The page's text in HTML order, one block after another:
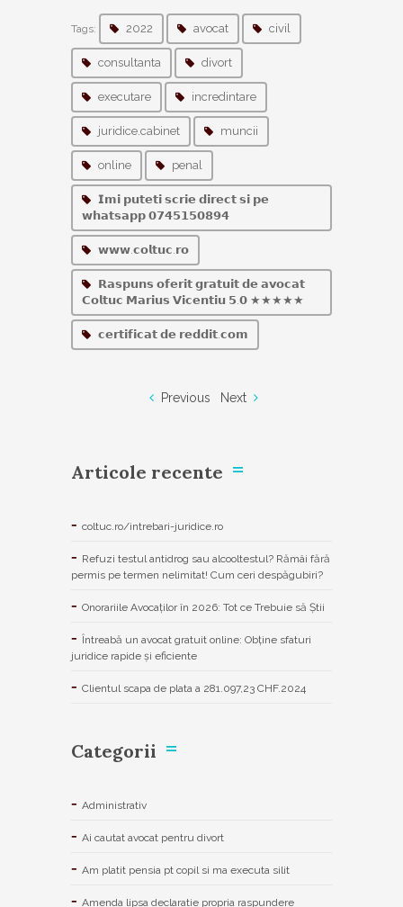
Tags: 2022 avocat civil
consultanta divort
executare incredintare
juridice.cabinet muncii
online penal
𝗜𝗺𝗶 𝗽𝘂𝘁𝗲𝘁𝗶 𝘀𝗰𝗿𝗶𝗲 𝗱𝗶𝗿𝗲𝗰𝘁 𝘀𝗶 𝗽𝗲
𝘄𝗵𝗮𝘁𝘀𝗮𝗽𝗽 𝟬𝟳𝟰𝟱𝟭𝟱𝟬𝟴𝟵𝟰
𝘄𝘄𝘄.𝗰𝗼𝗹𝘁𝘂𝗰.𝗿𝗼
𝗥𝗮𝘀𝗽𝘂𝗻𝘀 𝗼𝗳𝗲𝗿𝗶𝘁 𝗴𝗿𝗮𝘁𝘂𝗶𝘁 𝗱𝗲 𝗮𝘃𝗼𝗰𝗮𝘁
𝗖𝗼𝗹𝘁𝘂𝗰 𝗠𝗮𝗿𝗶𝘂𝘀 𝗩𝗶𝗰𝗲𝗻𝘁𝗶𝘂 𝟱.𝟬 ★★★★★
𝗰𝗲𝗿𝘁𝗶𝗳𝗶𝗰𝗮𝘁 𝗱𝗲 𝗿𝗲𝗱𝗱𝗶𝘁.𝗰𝗼𝗺
Previous Next
Articole recente
coltuc.ro/intrebari-juridice.ro
Refuzi testul antidrog sau alcooltestul? Rămâi fără
permis pe termen nelimitat! Cum ceri despăgubiri?
Onorariile Avocaților în 2026: Tot ce Trebuie să Știi
Întreabă un avocat gratuit online: Obține sfaturi
juridice rapide și eficiente
Clientul scapa de plata a 281.097,23 CHF.2024
Categorii
Administrativ
Ai cautat avocat pentru divort
Am platit pensia pt copil si ma executa silit
Amenda lipsa declaratie propria raspundere